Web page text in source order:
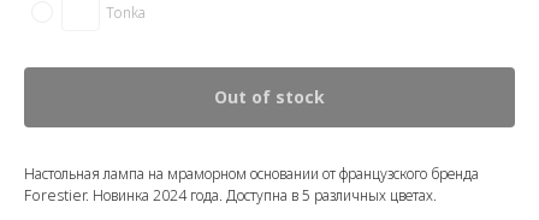
Tonka
Out of stock
Настольная лампа на мраморном основании от французского бренда
Forestier. Новинка 2024 года. Доступна в 5 различных цветах.